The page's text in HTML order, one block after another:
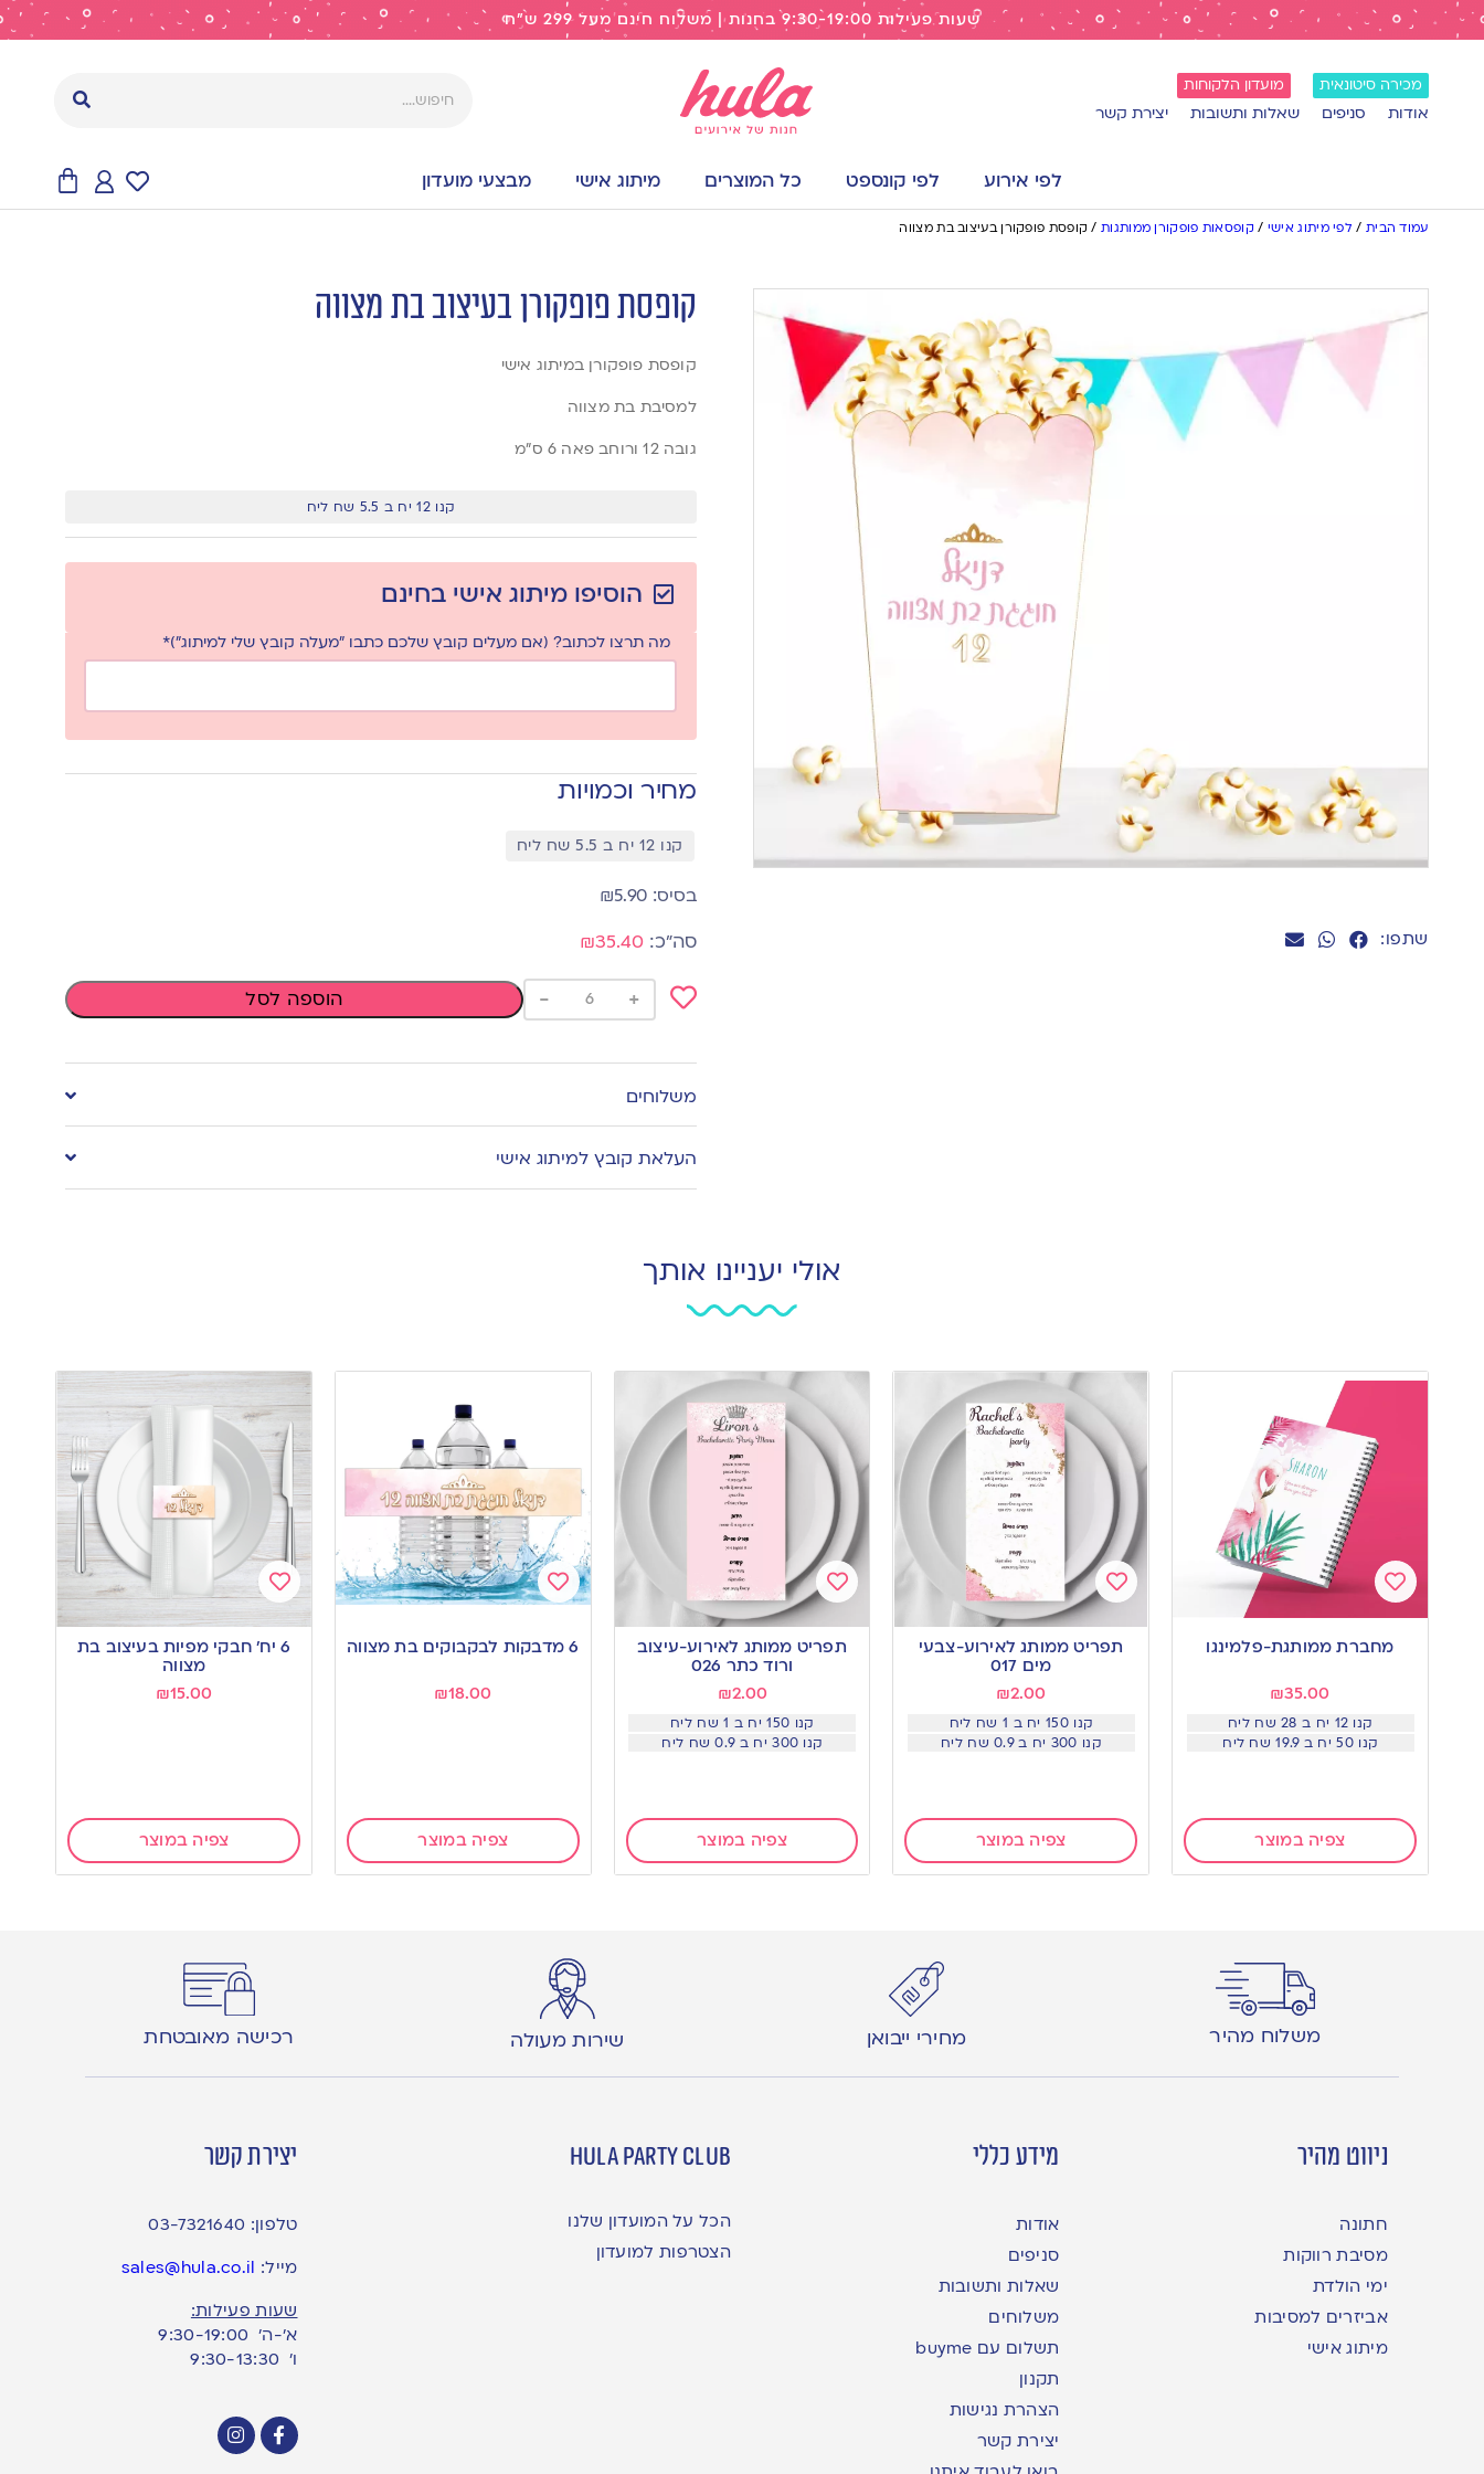
שעות פעילות 9:30-19:00 בחנות | משלוח חינם מעל 299 ש"ח
מכירה סיטונאית מועדון הלקוחות
אודות סניפים שאלות ותשובות יצירת קשר
לפי אירוע לפי קונספט כל המוצרים מיתוג אישי מבצעי מועדון
עמוד הבית / לפי מיתוג אישי / קופסאות פופקורן ממותגות/ קופסת פופקורן בעיצוב בת מצווה
שתפו:
קופסת פופקורן בעיצוב בת מצווה
קופסת פופקורן במיתוג אישי
למסיבת בת מצווה
גובה 12 ורוחב פאה 6 ס”מ
קנו 12 יח ב 5.5 שח ליח
הוסיפו מיתוג אישי בחינם
מה תרצו לכתוב? (אם מעלים קובץ שלכם כתבו "מעלה קובץ שלי למיתוג")*
מחיר וכמויות
קנו 12 יח ב 5.5 שח ליח
₪5.90
₪35.40
to
wishlist
+
- הוספה לסל
משלוחים
העלאת קובץ למיתוג אישי
אולי יעניינו אותך
Add
to
מחברת ממותגת-פלמינגו
₪35.00
קנו 12 יח ב 28 שח ליח
קנו 50 יח ב 19.9 שח ליח
צפיה במוצר
Add
to
תפריט ממותג לאירוע-צבעי
מים 017
₪2.00
קנו 150 יח ב 1 שח ליח
קנו 300 יח ב 0.9 שח ליח
צפיה במוצר
Add
to
תפריט ממותג לאירוע-עיצוב
ורוד כתר 026
₪2.00
קנו 150 יח ב 1 שח ליח
קנו 300 יח ב 0.9 שח ליח
צפיה במוצר
to
wishlist
6 מדבקות לבקבוקים בת מצווה
₪18.00
צפיה במוצר
Add
to6 יח’ חבקי מפיות בעיצוב בת
מצווה
₪15.00
צפיה במוצר
משלוח מהיר מחירי ייבואן שירות מעולה רכישה מאובטחת
ניווט מהיר
חתונה
מסיבת רווקות
ימי הולדת
אביזרים למסיבות
מיתוג אישי
מידע כללי
אודות
סניפים
שאלות ותשובות
משלוחים
תשלום עם buyme
תקנון
הצהרת נגישות
יצירת קשר
hula party club
הכל על המועדון שלנו
הצטרפות למועדון
יצירת קשר
טלפון: 03-7321640
מייל: sales@hula.co.il
שעות פעילות:
א’-ה’ 9:30-19:00
ו׳ 9:30-13:30